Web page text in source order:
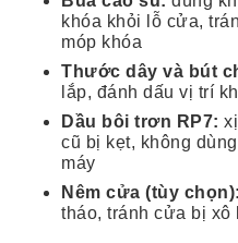
khóa khỏi lỗ cửa,
móp khóa
Thước dây và bút
lắp, đánh dấu vị trí
Dầu bôi trơn RP7:
cũ bị kẹt, không
máy
Nêm cửa (tùy chọn):
tháo, tránh cửa bị xô